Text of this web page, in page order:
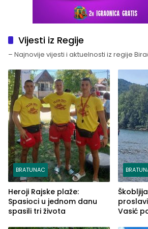
Vijesti iz Regije
– Najnovije vijesti i aktuelnosti iz regije
BRATUNAC
Heroji Rajske plaže:
Spasioci u jednom danu
spasili tri života
Vasić